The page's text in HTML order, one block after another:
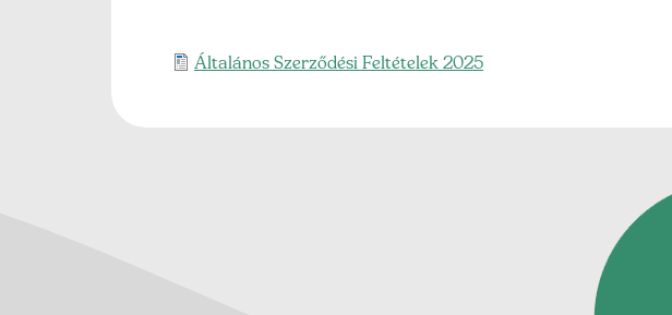
Feltöltött fileok
Általános Szerződési Feltételek 2025